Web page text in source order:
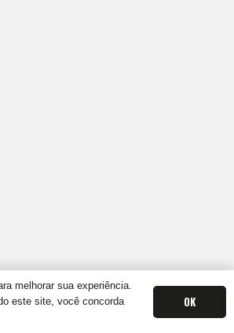
melhorar sua experiência.
este site, você concorda
OK